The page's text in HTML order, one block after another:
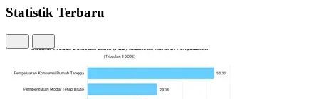
Statistik Terbaru